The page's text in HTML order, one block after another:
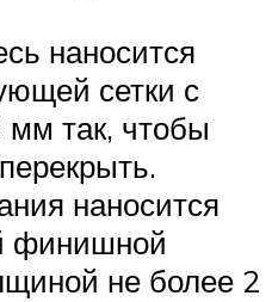
наносится
сетки с
так, чтобы
наносится
финишной
не более 2